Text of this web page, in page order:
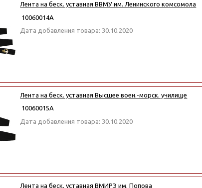
Лента на беск. уставная ВВМУ им. Ленинского комсомола
10060014А
Дата добавления товара: 30.10.2020
Лента на беск. уставная Высшее воен.-морск. училище
10060015А
Дата добавления товара: 30.10.2020
Лента на беск. уставная ВМИРЭ им. Попова